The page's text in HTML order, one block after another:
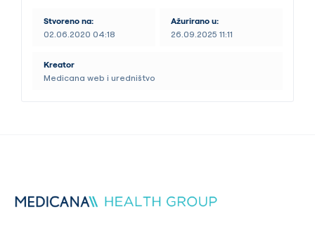
Stvoreno na:
02.06.2020 04:18
Ažurirano u:
26.09.2025 11:11
Kreator
Medicana web i uredništvo